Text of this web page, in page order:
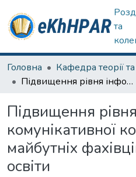
та
Головна
Підвищення рівня інформаційно-комунікативної компетентності у майбутніх фахівців дошкільної освіти
Підвищення
комунікативної
майбутніх
освіти